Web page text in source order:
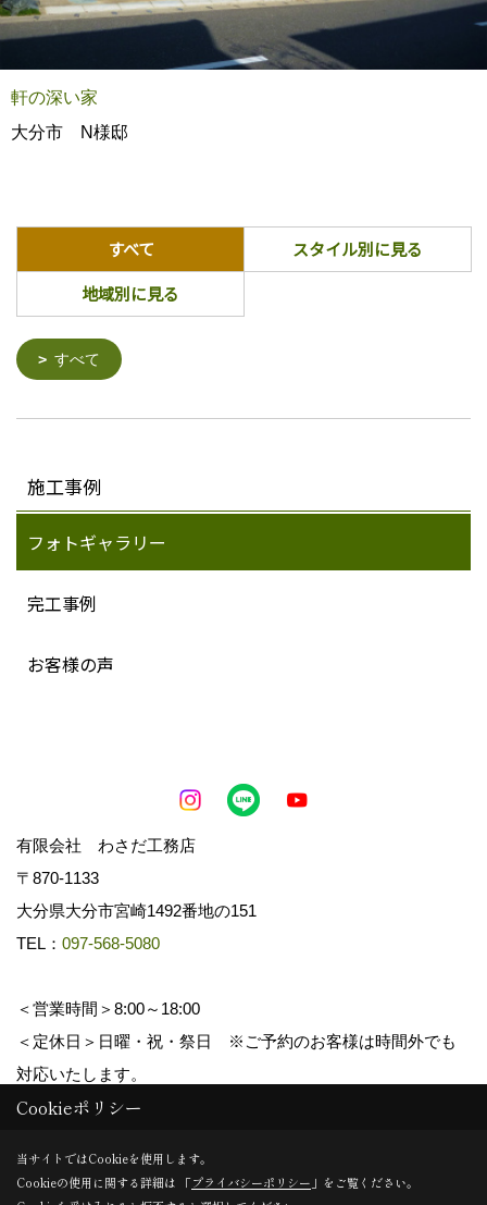
軒の深い家
大分市 N様邸
すべて
スタイル別に見る
地域別に見る
すべて
施工事例
フォトギャラリー
完工事例
お客様の声
有限会社 わさだ工務店
〒870-1133
大分県大分市宮崎1492番地の151
TEL： 097-568-5080
＜営業時間＞8:00～18:00
＜定休日＞日曜・祝・祭日 ※ご予約のお客様は時間外でも
対応いたします。
Copyright (c) wasadakomuten. All Rights Reserved.
Produced byゴデスクリエイト
Cookieポリシー
当サイトではCookieを使用します。
Cookieの使用に関する詳細は 「プライバシーポリシー 」をご覧ください。